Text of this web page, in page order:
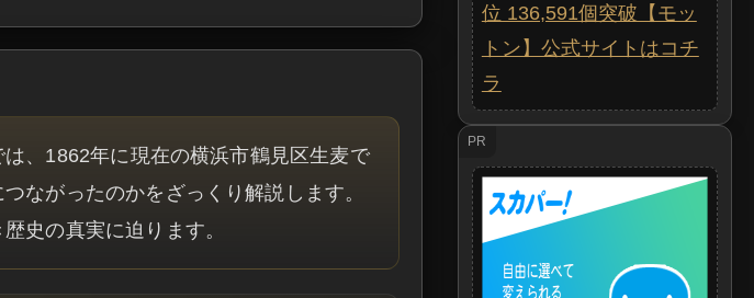
、1862年に現在の横浜市鶴見区生麦で
ながったのかをざっくり解説します。
史の真実に迫ります。
位 136,591個突破【モッ
トン】公式サイトはコチ
ラ
PR